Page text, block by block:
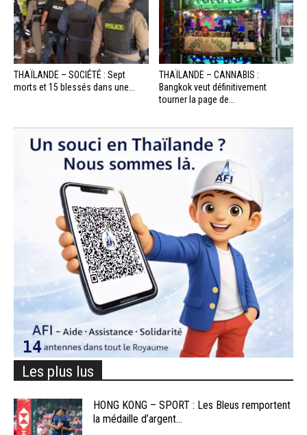
THAÏLANDE – SOCIÉTÉ : Sept
morts et 15 blessés dans une...
THAÏLANDE – CANNABIS :
Bangkok veut définitivement
tourner la page de...
Les plus lus
HONG KONG – SPORT : Les Bleus remportent
la médaille d’argent...